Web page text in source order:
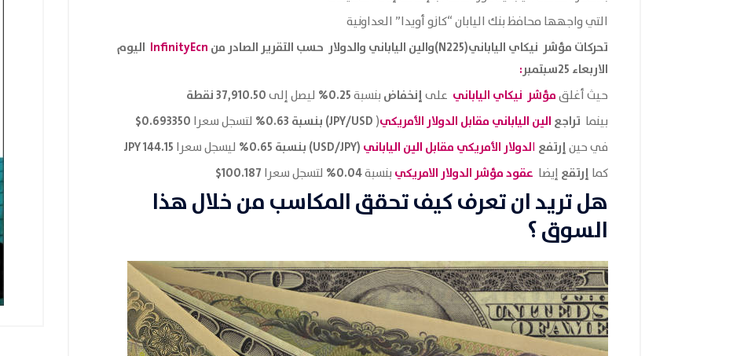
التي واجهها محافظ بنك اليابان “كازو أويدا” العداونية
تحركات مؤشر نيكاي الياباني(N225)والين الياباني والدولار حسب التقرير الصادر من InfinityEcn اليوم
الاربعاء 25سبتمبر
:
حيث أغلقمؤشر نيكاي الياباني علىإنخفاض بنسبة0.25% ليصل إلى
بينما تراجع الين الياباني مقابل الدولار الأمريكي( JPY/USD) بنسبة 0.63% لتسجل سعرا 0.693350$
في حينإرتفع الدولار الأمريكي مقابل الين الياباني (USD/JPY) بنسبة 0.65% ليسجل سعرا 144.15 JPY
كما إرتقع إيضا عقود مؤشر الدولارالامريكي بنسبة0.04% لتسجل سعرا 100.187$
هل تريد ان تعرف كيف تحقق المكاسب من خلال هذا
السوق ؟